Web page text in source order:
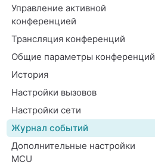
Управление активной
конференцией
Трансляция конференций
Общие параметры конференций
История
Настройки вызовов
Настройки сети
Журнал событий
Дополнительные настройки
MCU